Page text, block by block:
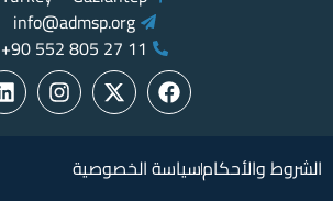
info@admsp.org
11 27 805 552 90+
الشروط والأحكامسياسة الخصوصية